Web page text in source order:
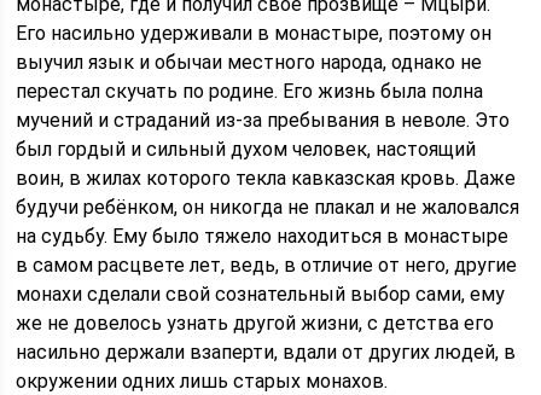
Его насильно удерживали в монастыре, поэтому он
выучил язык и обычаи местного народа, однако не
перестал скучать по родине. Его жизнь была полна
мучений и страданий из-за пребывания в неволе. Это
был гордый и сильный духом человек, настоящий
воин, в жилах которого текла кавказская кровь. Даже
будучи ребёнком, он никогда не плакал и не жаловался
на судьбу. Ему было тяжело находиться в монастыре
в самом расцвете лет, ведь, в отличие от него, другие
монахи сделали свой сознательный выбор сами, ему
же не довелось узнать другой жизни, с детства его
насильно держали взаперти, вдали от других людей, в
окружении одних лишь старых монахов.